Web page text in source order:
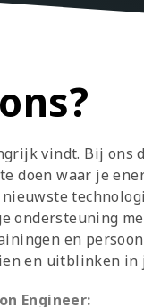
vindt. Bij ons
doen waar je
ondersteuning
en
en uitblinken in
Engineer: